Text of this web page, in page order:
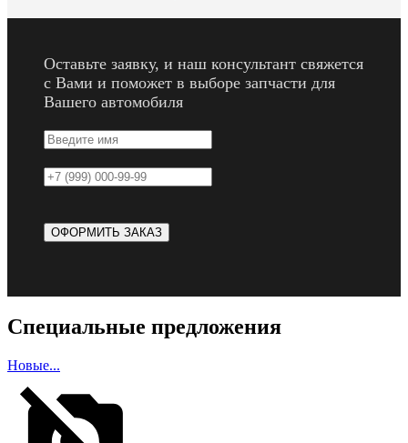
Оставьте заявку, и наш консультант свяжется
с Вами и поможет в выборе запчасти для
Вашего автомобиля
Специальные предложения
Новые...